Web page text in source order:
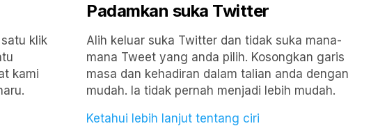
klik
kami
Padamkan suka Twitter
Alih keluar suka Twitter dan tidak suka mana-
mana Tweet yang anda pilih. Kosongkan garis
masa dan kehadiran dalam talian anda dengan
mudah. Ia tidak pernah menjadi lebih mudah.
Ketahui lebih lanjut tentang ciri